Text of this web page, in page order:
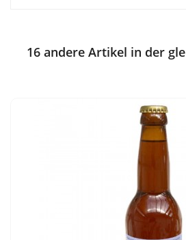
16 andere Artikel in der